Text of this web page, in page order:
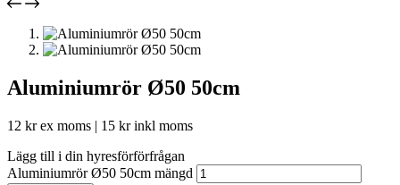
Aluminiumrör Ø50 50cm
12 krex moms | 15 krinkl moms
Lägg till i din hyresförförfrågan
Aluminiumrör Ø50 50cm mängd